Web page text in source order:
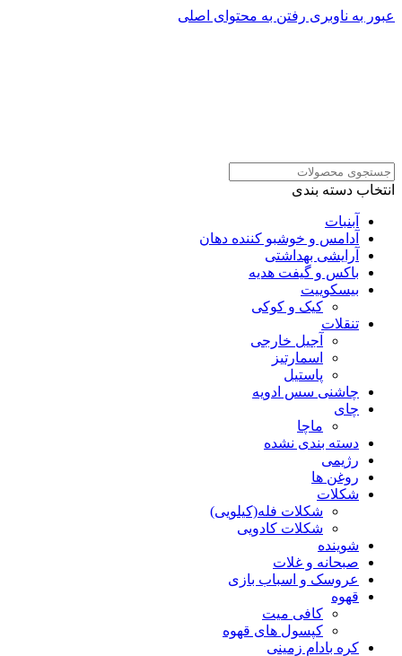
عبور به ناوبری رفتن به محتوای اصلی
انتخاب دسته بندی
آبنبات
آدامس و خوشبو کننده دهان
آرایشی بهداشتی
باکس و گیفت هدیه
بیسکوییت
کیک و کوکی
تنقلات
آجیل خارجی
اسمارتیز
پاستیل
چاشنی سس ادویه
چای
ماچا
دسته بندی نشده
رژیمی
روغن ها
شکلات
شکلات فله(کیلویی)
شکلات کادویی
شوینده
صبحانه و غلات
عروسک و اسباب بازی
قهوه
کافی میت
کپسول های قهوه
کره بادام زمینی